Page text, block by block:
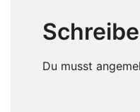
Du musst